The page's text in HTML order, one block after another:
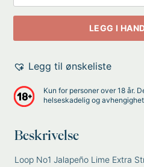
LEGG I
Legg til ønskeliste
Kun for personer over 18 år.
helseskadelig og
Beskrivelse
Loop No1 Jalapeño Lime Extra